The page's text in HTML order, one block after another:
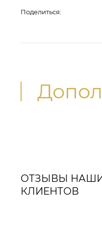
Поделиться:
ОТЗЫВЫ
КЛИЕНТОВ